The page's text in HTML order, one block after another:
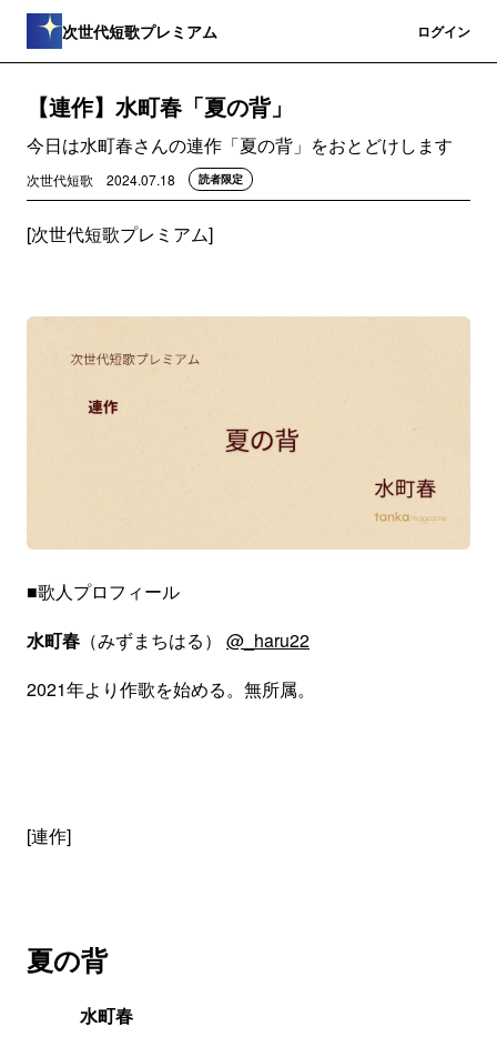
次世代短歌プレミアム ログイン
【連作】水町春「夏の背」
今日は水町春さんの連作「夏の背」をおとどけします
次世代短歌 2024.07.18 読者限定
[次世代短歌プレミアム]
■歌人プロフィール
水町春 （みずまちはる） @_haru22
2021年より作歌を始める。無所属。
[連作]
夏の背
水町春